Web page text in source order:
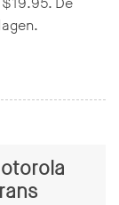
De